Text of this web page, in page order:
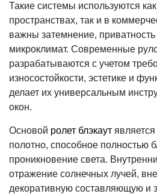
Такие системы используются
пространствах, так и в
важны затемнение,
микроклимат. Современные
разрабатываются с учетом
износостойкости, эстетике и
делает их универсальным
окон.
Основой ролет блэкаут
полотно, способное полностью
проникновение света.
отражение солнечных лучей,
декоративную составляющую и